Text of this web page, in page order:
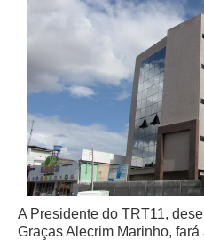
A Presidente do TRT11,
Graças Alecrim Marinho,